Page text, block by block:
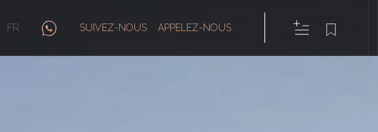
FR SUIVEZ-NOUS APPELEZ-NOUS